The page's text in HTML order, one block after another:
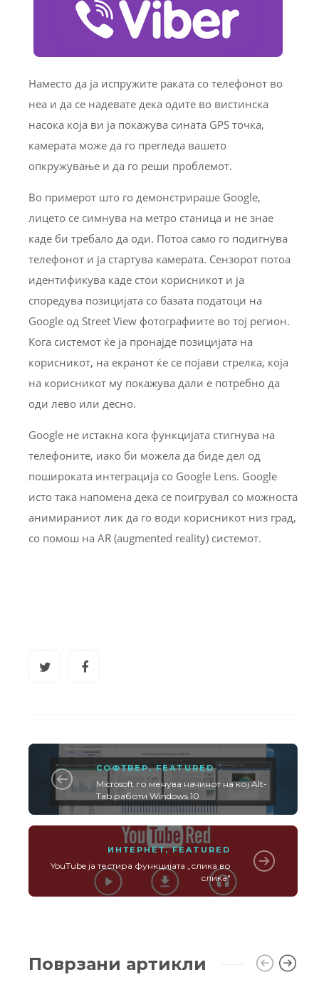
Наместо да ја испружите раката со телефонот во
неа и да се надевате дека одите во вистинска
насока која ви ја покажува сината GPS точка,
камерата може да го прегледа вашето
опкружување и да го реши проблемот.
Во примерот што го демонстрираше Google,
лицето се симнува на метро станица и не знае
каде би требало да оди. Потоа само го подигнува
телефонот и ја стартува камерата. Сензорот потоа
идентификува каде стои корисникот и ја
споредува позицијата со базата податоци на
Google од Street View фотографиите во тој регион.
Кога системот ќе ја пронајде позицијата на
корисникот, на екранот ќе се појави стрелка, која
на корисникот му покажува дали е потребно да
оди лево или десно.
Google не истакна кога функцијата стигнува на
телефоните, иако би можела да биде дел од
пошироката интеграција со Google Lens. Google
исто така напомена дека се поигрувал со можноста
анимираниот лик да го води корисникот низ град,
со помош на AR (augmented reality) системот.
СОФТВЕР,FEATURED
Microsoft го менува начинот на кој Alt-
Tab работи Windows 10
ИНТЕРНЕТ,FEATURED
YouTube ја тестира функцијата „слика во
слика"
Поврзани артикли